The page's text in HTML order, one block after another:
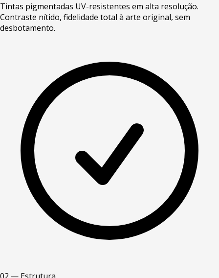
Tintas pigmentadas UV-resistentes em alta resolução.
Contraste nítido, fidelidade total à arte original, sem
desbotamento.
02 — Estrutura